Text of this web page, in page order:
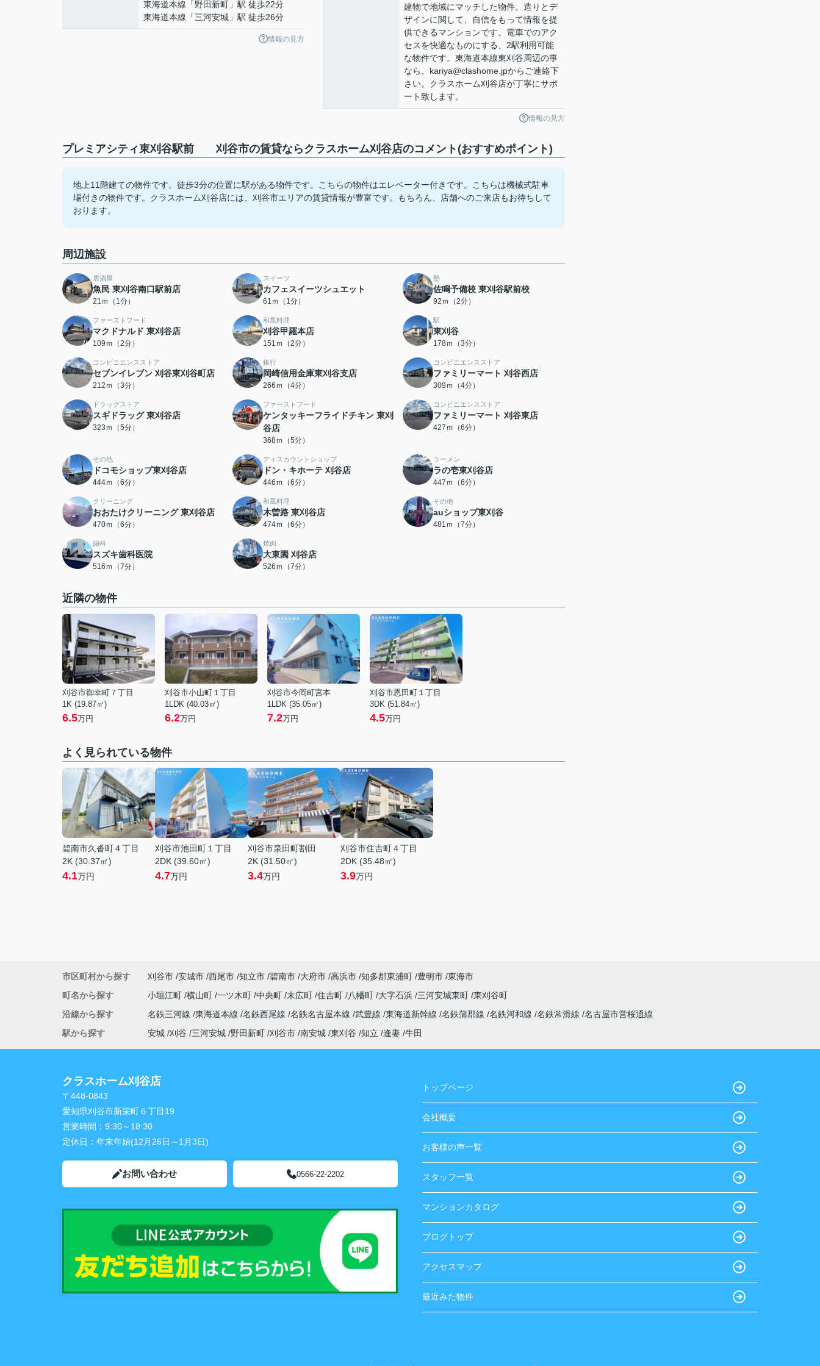
東海道本線 「野田新町 」駅 徒歩22分
東海道本線 「三河安城 」駅 徒歩26分
情報の見方
建物で地域にマッチした物件。造りとデ
ザインに関して、自信をもって情報を提
供できるマンションです。電車でのアク
セスを快適なものにする、2駅利用可能
な物件です。東海道本線東刈谷周辺の事
なら、kariya@clashome.jpからご連絡下
さい。クラスホーム刈谷店が丁寧にサポ
ート致します。
情報の見方
プレミアシティ東刈谷駅前 刈谷市の賃貸ならクラスホーム刈谷店のコメント(おすすめポイント)
地上11階建ての物件です。徒歩3分の位置に駅がある物件です。こちらの物件はエレベーター付きです。こちらは機械式駐車
場付きの物件です。クラスホーム刈谷店には、刈谷市エリアの賃貸情報が豊富です。もちろん、店舗へのご来店もお待ちして
おります。
周辺施設
居酒屋
魚民 東刈谷南口駅前店
21ｍ（1分）
スイーツ
カフェスイーツシュエット
61ｍ（1分）
塾
佐鳴予備校 東刈谷駅前校
92ｍ（2分）
ファーストフード
マクドナルド 東刈谷店
109ｍ（2分）
和風料理
刈谷甲羅本店
151ｍ（2分）
駅
東刈谷
178ｍ（3分）
コンビニエンスストア
セブンイレブン 刈谷東刈谷町店
212ｍ（3分）
銀行
岡崎信用金庫東刈谷支店
266ｍ（4分）
コンビニエンスストア
ファミリーマート 刈谷西店
309ｍ（4分）
ドラッグストア
スギドラッグ 東刈谷店
323ｍ（5分）
ファーストフード
ケンタッキーフライドチキン 東刈
谷店
368ｍ（5分）
コンビニエンスストア
ファミリーマート 刈谷東店
427ｍ（6分）
その他
ドコモショップ東刈谷店
444ｍ（6分）
ディスカウントショップ
ドン・キホーテ 刈谷店
446ｍ（6分）
ラーメン
ラの壱東刈谷店
447ｍ（6分）
クリーニング
おおたけクリーニング 東刈谷店
470ｍ（6分）
和風料理
木曽路 東刈谷店
474ｍ（6分）
その他
auショップ東刈谷
481ｍ（7分）
歯科
スズキ歯科医院
516ｍ（7分）
焼肉
大東園 刈谷店
526ｍ（7分）
近隣の物件
刈谷市御幸町７丁目
1K (19.87㎡)
6.5万円
刈谷市小山町１丁目
1LDK (40.03㎡)
6.2万円
刈谷市今岡町宮本
1LDK (35.05㎡)
7.2万円
刈谷市恩田町１丁目
3DK (51.84㎡)
4.5万円
よく見られている物件
碧南市久沓町４丁目
2K (30.37㎡)
4.1万円
刈谷市池田町１丁目
2DK (39.60㎡)
4.7万円
刈谷市泉田町割田
2K (31.50㎡)
3.4万円
刈谷市住吉町４丁目
2DK (35.48㎡)
3.9万円
市区町村から探す 刈谷市 安城市 西尾市 知立市 碧南市 大府市 高浜市 知多郡東浦町 豊明市 東海市
町名から探す
小垣江町 横山町 一ツ木町 中央町 末広町 住吉町 八幡町 大字石浜 三河安城東町 東刈谷町
沿線から探す
名鉄三河線 東海道本線 名鉄西尾線 名鉄名古屋本線 武豊線 東海道新幹線 名鉄蒲郡線 名鉄河和線 名鉄常滑線 名古屋市営桜通線
駅から探す
安城 刈谷 三河安城 野田新町 刈谷市 南安城 東刈谷 知立 逢妻 牛田
クラスホーム刈谷店
〒448-0843
愛知県刈谷市新栄町６丁目19
営業時間： 9:30～18:30
定休日： 年末年始(12月26日～1月3日)
お問い合わせ 0566-22-2202
トップページ
会社概要
お客様の声一覧
スタッフ一覧
マンションカタログ
ブログトップ
アクセスマップ
最近みた物件